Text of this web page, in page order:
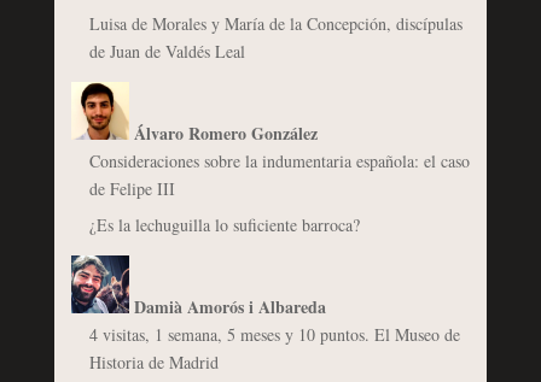
Luisa de Morales y María de la Concepción, discípulas
de Juan de Valdés Leal
Álvaro Romero González
Consideraciones sobre la indumentaria española: el caso
de Felipe III
¿Es la lechuguilla lo suficiente barroca?
Damià Amorós i Albareda
4 visitas, 1 semana, 5 meses y 10 puntos. El Museo de
Historia de Madrid